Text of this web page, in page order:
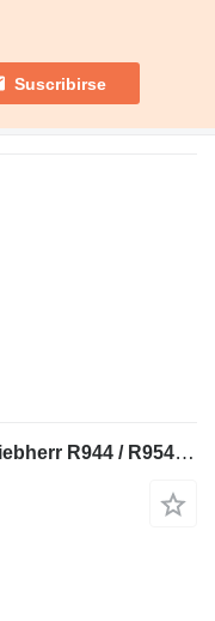
Suscribirse
Liebherr Console 8007395 para Liebherr R944 / R954B / R944B / R954 excavadora